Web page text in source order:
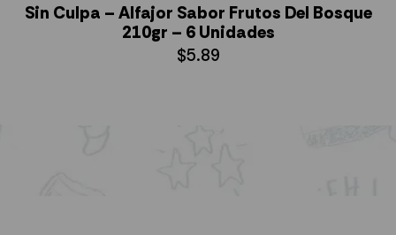
Sin Culpa – Alfajor Sabor Frutos Del Bosque
210gr – 6 Unidades
$5.89